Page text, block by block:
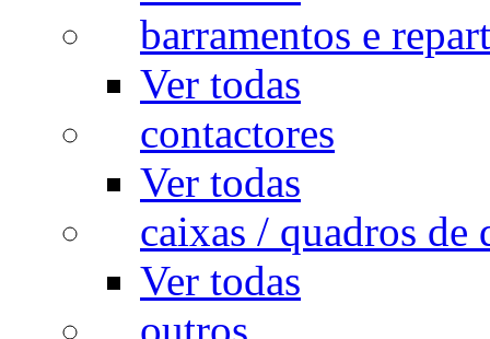
barramentos e
Ver todas
contactores
Ver todas
caixas / quadros de
Ver todas